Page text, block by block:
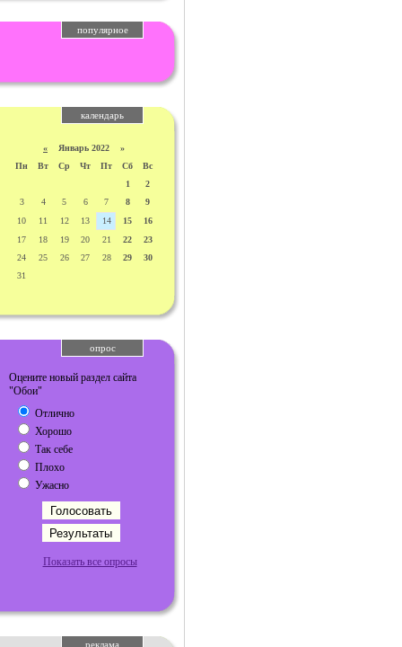
популярное
календарь
« Январь 2022 »
Пн
Вт Ср Чт Пт Сб
Вс
1
2
3
4 5 6 7 8
9
10
11 12 13 14 15
16
17
18 19 20 21 22
23
24
25 26 27 28 29
30
31
опрос
Оцените новый раздел сайта
"Обои"
Отлично
Хорошо
Так себе
Плохо
Ужасно
Показать все опросы
реклама